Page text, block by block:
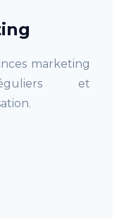
marketing
et